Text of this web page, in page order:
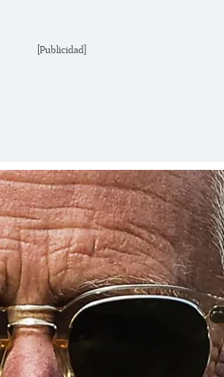
[Publicidad]